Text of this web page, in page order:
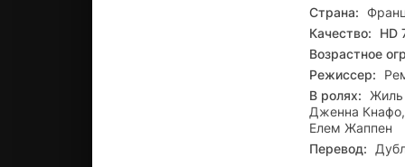
Страна:
Качество:
HD
Возрастное
Режиссер:
В ролях:
Жиль
Дженна
Елем Жаппен
Перевод: